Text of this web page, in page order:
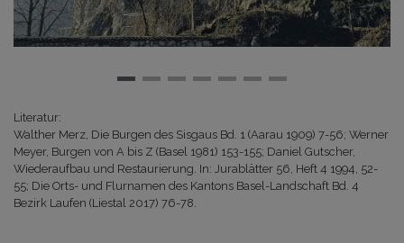
Literatur:
Walther Merz, Die Burgen des Sisgaus Bd. 1 (Aarau 1909) 7-56; Werner
Meyer, Burgen von A bis Z (Basel 1981) 153-155; Daniel Gutscher,
Wiederaufbau und Restaurierung. In: Jurablätter 56, Heft 4 1994, 52-
55; Die Orts- und Flurnamen des Kantons Basel-Landschaft Bd. 4
Bezirk Laufen (Liestal 2017) 76-78.